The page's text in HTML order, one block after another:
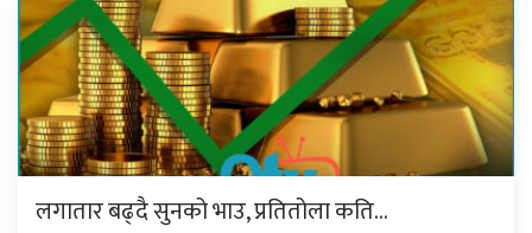
लगातार बढ्दै सुनको भाउ, प्रतितोला कति…